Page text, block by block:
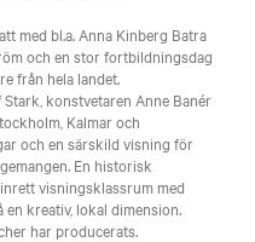
med bl.a. Anna Kinberg Batra
och en stor fortbildningsdag
från hela landet.
konstvetaren Anne Banér
Kalmar och
och en särskild visning för
En historisk
visningsklassrum med
kreativ, lokal dimension.
har producerats.